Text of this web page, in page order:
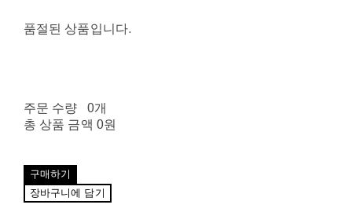
품절된 상품입니다.
주문 수량
0개
총 상품 금액 0원
구매하기
장바구니에 담기